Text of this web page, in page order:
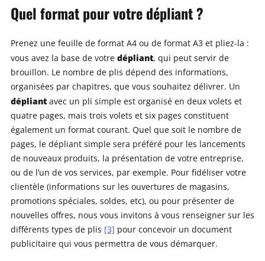
Quel format pour votre dépliant ?
Prenez une feuille de format A4 ou de format A3 et pliez-la :
vous avez la base de votre dépliant, qui peut servir de
brouillon. Le nombre de plis dépend des informations,
organisées par chapitres, que vous souhaitez délivrer. Un
dépliantavec un pli simple est organisé en deux volets et
quatre pages, mais trois volets et six pages constituent
également un format courant. Quel que soit le nombre de
pages, le dépliant simple sera préféré pour les lancements
de nouveaux produits, la présentation de votre entreprise,
ou de l’un de vos services, par exemple. Pour fidéliser votre
clientèle (informations sur les ouvertures de magasins,
promotions spéciales, soldes, etc), ou pour présenter de
nouvelles offres, nous vous invitons à vous renseigner sur les
différents types de plis [3] pour concevoir un document
publicitaire qui vous permettra de vous démarquer.